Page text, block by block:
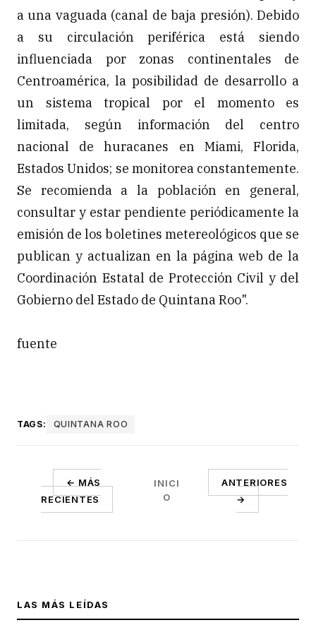
a una vaguada (canal de baja presión). Debido
a su circulación periférica está siendo
influenciada por zonas continentales de
Centroamérica, la posibilidad de desarrollo a
un sistema tropical por el momento es
limitada, según información del centro
nacional de huracanes en Miami, Florida,
Estados Unidos; se monitorea constantemente.
Se recomienda a la población en general,
consultar y estar pendiente periódicamente la
emisión de los boletines metereológicos que se
publican y actualizan en la página web de la
Coordinación Estatal de Protección Civil y del
Gobierno del Estado de Quintana Roo".
fuente
TAGS: QUINTANA ROO
← MÁS
RECIENTES
INICI
O
ANTERIORES
→
LAS MÁS LEÍDAS